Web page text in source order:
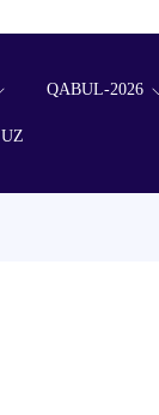
QABUL-2026
UZ